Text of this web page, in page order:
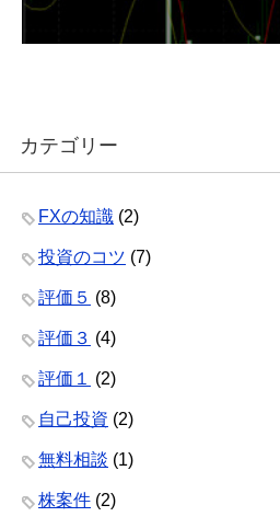
カテゴリー
FXの知識 (2)
投資のコツ (7)
評価５ (8)
評価３ (4)
評価１ (2)
自己投資 (2)
無料相談 (1)
株案件 (2)